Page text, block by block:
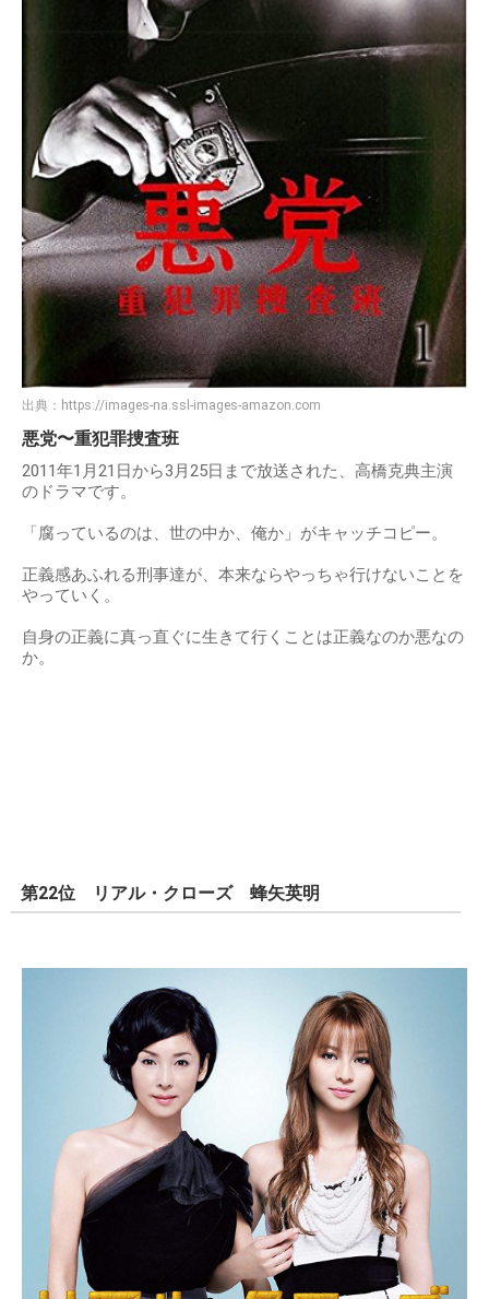
出典： https://images-na.ssl-images-amazon.com
悪党〜重犯罪捜査班
2011年1月21日から3月25日まで放送された、高橋克典主演
のドラマです。
「腐っているのは、世の中か、俺か」がキャッチコピー。
正義感あふれる刑事達が、本来ならやっちゃ行けないことを
やっていく。
自身の正義に真っ直ぐに生きて行くことは正義なのか悪なの
か。
第22位 リアル・クローズ 蜂矢英明